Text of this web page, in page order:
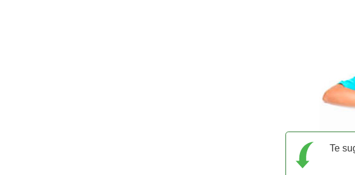
Te